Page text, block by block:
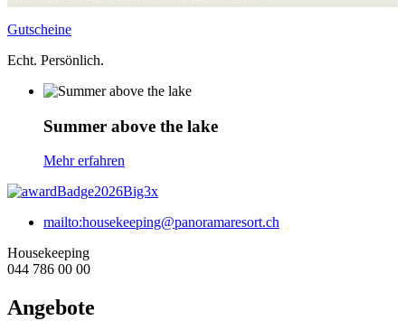
Gutscheine
Echt. Persönlich.
Summer above the lake
Mehr erfahren
mailto:housekeeping@panoramaresort.ch
Housekeeping
044 786 00 00
Angebote